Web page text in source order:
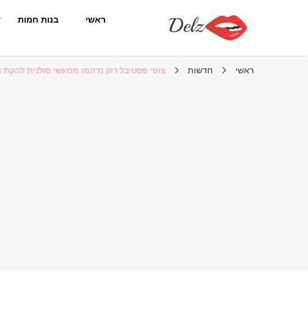
ראשי בנות חמות
ראשי חדשות צופי פסטיבל רוק נדהמו ממעשי סולנית להקת Brass Against